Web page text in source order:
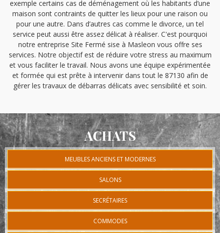
exemple certains cas de déménagement où les habitants d’une
maison sont contraints de quitter les lieux pour une raison ou
pour une autre. Dans d’autres cas comme le divorce, un tel
service peut aussi être assez délicat à réaliser. C'est pourquoi
notre entreprise Site Fermé sise à Masleon vous offre ses
services. Notre objectif est de réduire votre stress au maximum
et vous faciliter le travail. Nous avons une équipe expérimentée
et formée qui est prête à intervenir dans tout le 87130 afin de
gérer les travaux de débarras délicats avec sensibilité et soin.
ACHATS
MEUBLES ANCIENS ET MODERNES
SALONS
SECRÉTAIRES
COMMODES